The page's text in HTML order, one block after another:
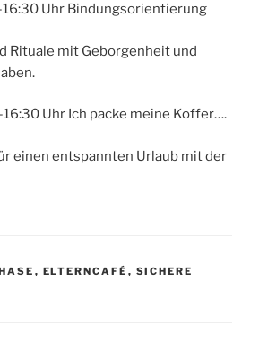
Uhr Bindungsorientierung
Rituale mit Geborgenheit und
Uhr Ich packe meine Koffer….
einen entspannten Urlaub mit der
, ELTERNCAFÉ , SICHERE